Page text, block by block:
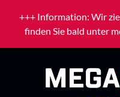
Zum Hauptinhalt springen
+++ Information: Wir
finden Sie bald unter